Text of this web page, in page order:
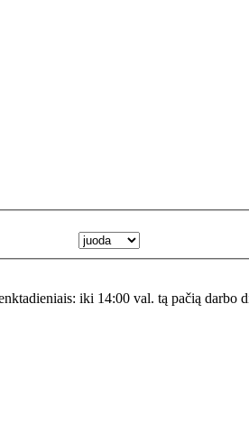
iki 14:00 val. tą pačią darbo